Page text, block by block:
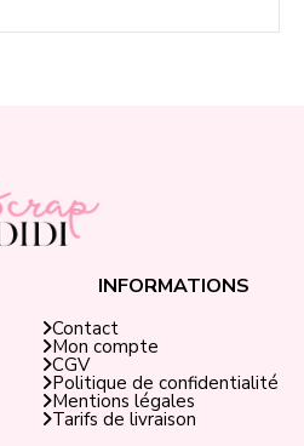
INFORMATIONS
Contact
Mon compte
CGV
Politique de confidentialité
Mentions légales
Tarifs de livraison